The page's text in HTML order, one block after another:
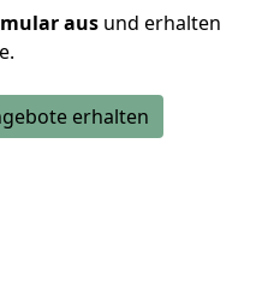
aus und erhalten
erhalten